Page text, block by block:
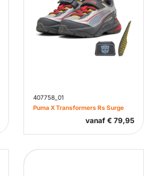
407758_01
Puma X Transformers Rs Surge
vanaf € 79,95